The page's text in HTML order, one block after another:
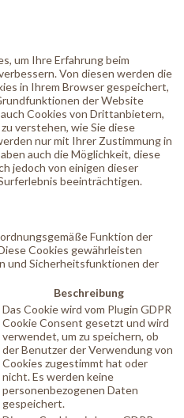
um Ihre Erfahrung beim
Von diesen werden die
in Ihrem Browser gespeichert,
der Website
Cookies von Drittanbietern,
verstehen, wie Sie diese
nur mit Ihrer Zustimmung in
auch die Möglichkeit, diese
jedoch von einigen dieser
beeinträchtigen.
Funktion der
Cookies gewährleisten
und Sicherheitsfunktionen der
Beschreibung
Das Cookie wird vom Plugin GDPR
Cookie Consent gesetzt und wird
verwendet, um zu speichern, ob
der Benutzer der Verwendung von
Cookies zugestimmt hat oder
nicht. Es werden keine
personenbezogenen Daten
gespeichert.